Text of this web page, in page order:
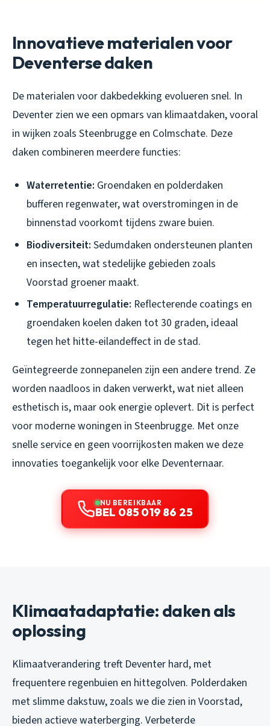
Innovatieve materialen voor
Deventerse daken
De materialen voor dakbedekking evolueren snel. In
Deventer zien we een opmars van klimaatdaken, vooral
in wijken zoals Steenbrugge en Colmschate. Deze
daken combineren meerdere functies:
Waterretentie: Groendaken en polderdaken
bufferen regenwater, wat overstromingen in de
binnenstad voorkomt tijdens zware buien.
Biodiversiteit: Sedumdaken ondersteunen planten
en insecten, wat stedelijke gebieden zoals
Voorstad groener maakt.
Temperatuurregulatie: Reflecterende coatings en
groendaken koelen daken tot 30 graden, ideaal
tegen het hitte-eilandeffect in de stad.
Geïntegreerde zonnepanelen zijn een andere trend. Ze
worden naadloos in daken verwerkt, wat niet alleen
esthetisch is, maar ook energie oplevert. Dit is perfect
voor moderne woningen in Steenbrugge. Met onze
snelle service en geen voorrijkosten maken we deze
innovaties toegankelijk voor elke Deventernaar.
NU BEREIKBAAR
BEL 085 019 86 25
Klimaatadaptatie: daken als
oplossing
Klimaatverandering treft Deventer hard, met
frequentere regenbuien en hittegolven. Polderdaken
met slimme dakstuw, zoals we die zien in Voorstad,
bieden actieve waterberging. Verbeterde